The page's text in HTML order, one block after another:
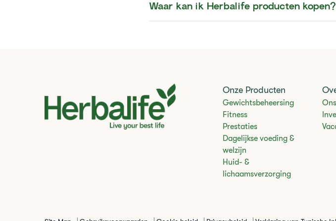
Waar kan ik Herbalife producten kopen?
Onze Producten
Gewichtsbeheersing
Fitness
Prestaties
Dagelijkse voeding &
welzijn
Huid- &
lichaamsverzorging